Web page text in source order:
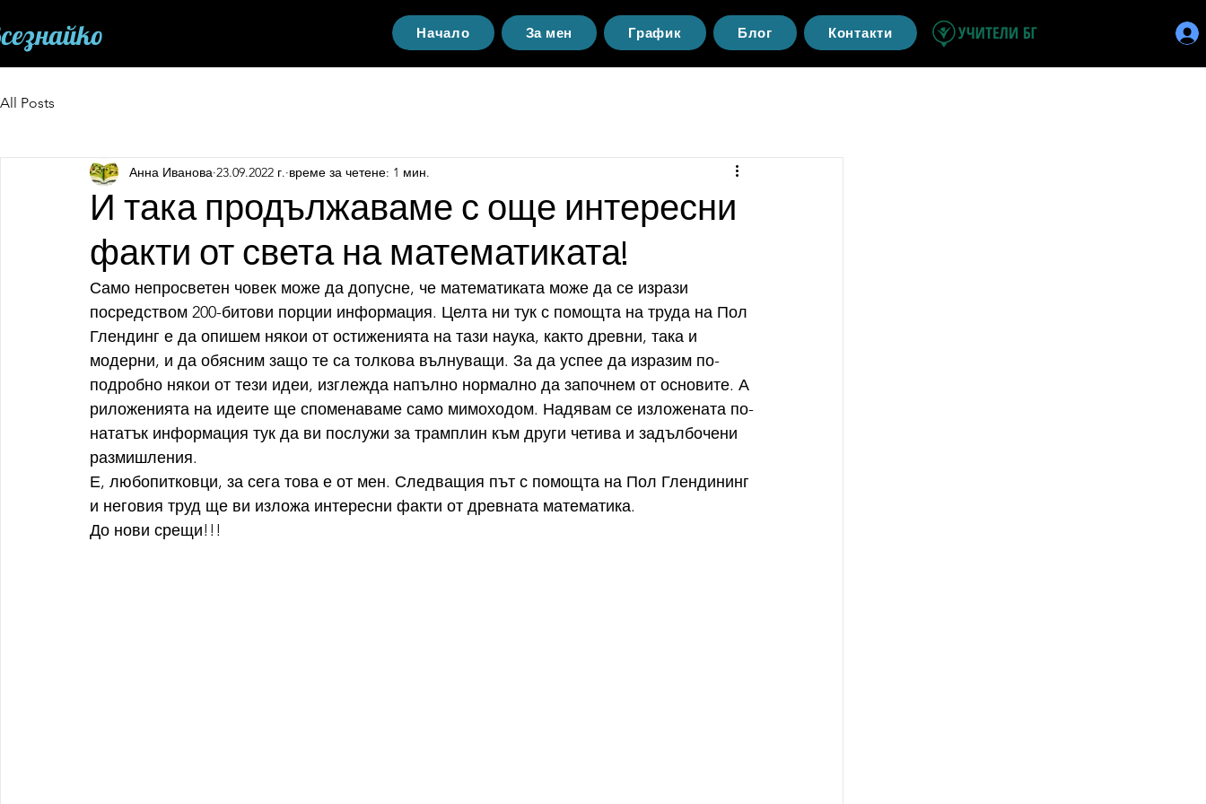
Начало За мен График Блог Контакти
All Posts
И така продължаваме с още интересни
факти от света на математиката!
Анна Иванова 23.09.2022 г. време за четене: 1 мин.
Само непросветен човек може да допусне, че математиката може да се изрази
посредством 200-битови порции информация. Целта ни тук с помощта на труда на Пол
Глендинг е да опишем някои от остиженията на тази наука, както древни, така и
модерни, и да обясним защо те са толкова вълнуващи. За да успее да изразим по-
подробно някои от тези идеи, изглежда напълно нормално да започнем от основите. А
риложенията на идеите ще споменаваме само мимоходом. Надявам се изложената по-
нататък информация тук да ви послужи за трамплин към други четива и задълбочени
размишления.
Е, любопитковци, за сега това е от мен. Следващия път с помощта на Пол Глендининг
и неговия труд ще ви изложа интересни факти от древната математика.
До нови срещи!!!